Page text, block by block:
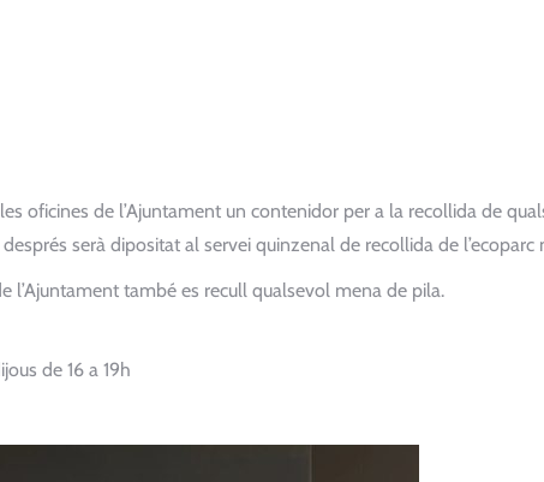
oficines de l’Ajuntament un contenidor per a la recollida de
serà dipositat al servei quinzenal de recollida de l’ecoparc
l’Ajuntament també es recull qualsevol mena de pila.
de 16 a 19h